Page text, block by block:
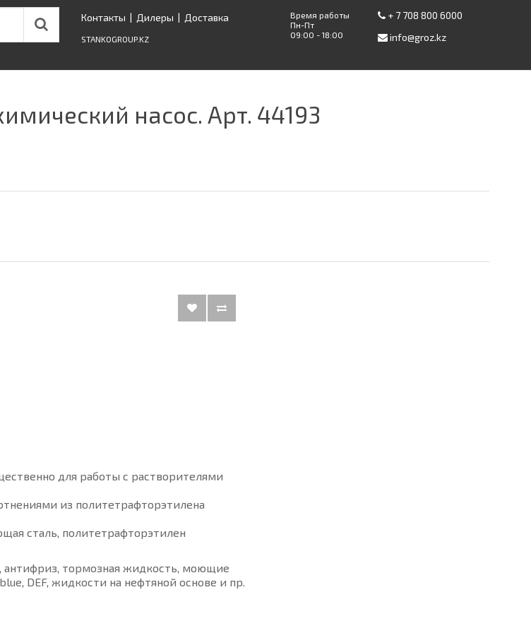
Контакты | Дилеры | Доставка
STANKOGROUP.KZ
Время работы
Пн-Пт
09:00 - 18:00
+ 7 708 800 6000
info@groz.kz
насос. Арт. 44193
для работы с растворителями
из политетрафторэтилена
сталь, политетрафторэтилен
антифриз, тормозная жидкость, моющие
DEF, жидкости на нефтяной основе и пр.